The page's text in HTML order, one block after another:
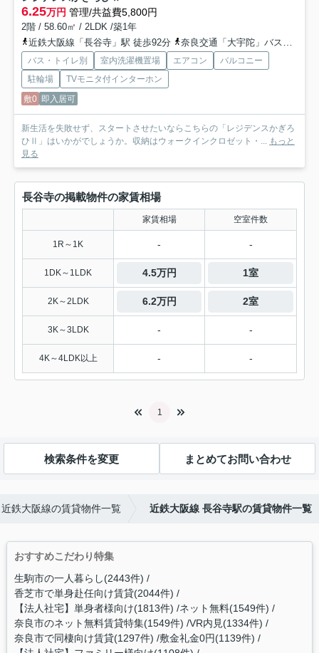
6.25万円 管理/共益費5,800円
2階 / 58.60㎡ / 2LDK /築1年
近鉄大阪線「長谷寺」駅 徒歩92分
奈良交通「大宇陀」バス停下車 徒歩4分
バス・トイレ別 室内洗濯機置場 エアコン
バルコニー
駐輪場
TVモニタ付インターホン
敷0 即入居可
新生活を失敗せず、スタートさせたいならこちらの「レジデンスかぎろ
ひⅡ」はいかがでしょうか。収納はウォークインクロゼット・... もっと
見る
長谷寺の掲載物件の家賃相場
家賃相場 空室件数
1R～1K - -
1DK～1LDK 4.5万円 1室
2K～2LDK 6.2万円 2室
3K～3LDK - -
4K～4LDK以上 - -
1
検索条件を変更 まとめてお問い合わせ
近鉄大阪線の賃貸物件一覧 近鉄大阪線 長谷寺駅の賃貸物件一覧
おすすめこだわり特集
生駒市の一人暮らし(2443件)
香芝市で単身赴任向け賃貸(2044件)
【法人社宅】単身者様向け(1813件) ネット無料(1549件)
奈良市のネット無料賃貸特集(1549件) VR内見(1334件)
奈良市で同棲向け賃貸(1297件) 敷金礼金0円(1139件)